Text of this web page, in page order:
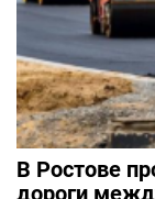
В Ростове
дороги